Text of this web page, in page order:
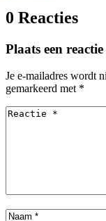
0 Reacties
Plaats een reactie
Je e-mailadres wordt
gemarkeerd met *